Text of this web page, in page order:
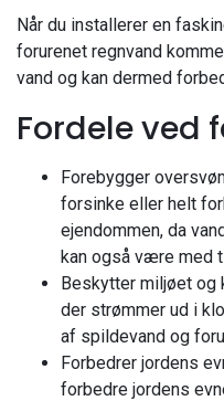
Når du installerer en
forurenet regnvand
vand og kan dermed
Fordele ved
Forebygger
forsinke eller helt
ejendommen, da
kan også være med
Beskytter miljøet og
der strømmer ud i
af spildevand og
Forbedrer jordens
forbedre jordens